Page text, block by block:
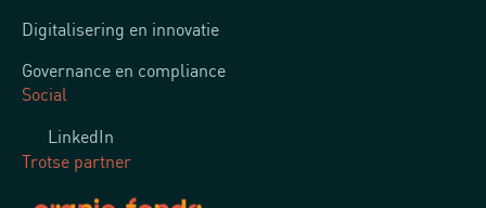
Digitalisering en innovatie
Governance en compliance
Social
LinkedIn
Trotse partner